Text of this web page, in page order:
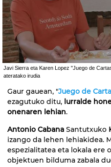
Javi Sierra eta Karen Lopez "Juego de
ateratako irudia
Gaur gauean, "Juego de
ezagutuko ditu, lurralde
onenaren lehian.
Antonio Cabana Santutxuko
izango da lehen lehiakidea.
espezialitatea eta lokala ere
objektuen bilduma zabala